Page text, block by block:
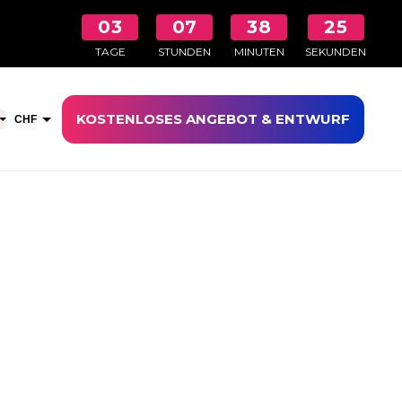
03
TAGE
07
STUNDEN
38
MINUTEN
25
SEKUNDEN
öffnen
CHF KOSTENLOSES ANGEBOT & ENTWURF